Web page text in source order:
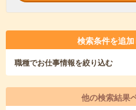
検索条件を追
職種でお仕事情報を絞り込む
他の検索結果